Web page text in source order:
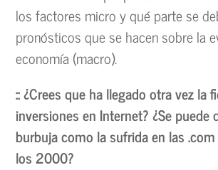
los factores micro y qué parte se
pronósticos que se hacen sobre la
economía (macro).
:: ¿Crees que ha llegado otra vez la
inversiones en Internet? ¿Se puede
burbuja como la sufrida en las
los 2000?